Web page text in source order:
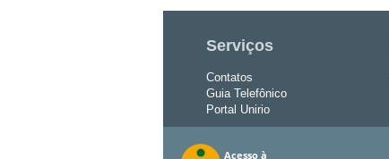
Serviços
Contatos
Guia Telefônico
Portal Unirio